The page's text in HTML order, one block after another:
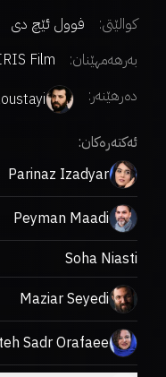
کوالێتی:
فوول ئێچ دی
بەرهەمهێنان:
Film
دەرهێنەر:
ئەکتەرەکان:
Parinaz Izadyar
Peyman Maadi
Soha Niasti
Maziar Seyedi
Sadr Orafaee